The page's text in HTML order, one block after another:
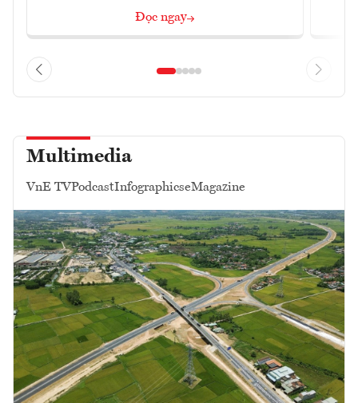
Đọc ngay
Multimedia
VnE TVPodcastInfographicseMagazine